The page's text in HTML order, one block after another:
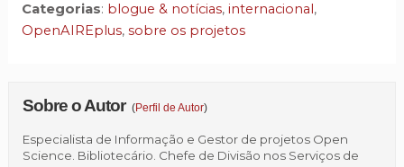
Categorias: blogue & notícias, internacional,
OpenAIREplus, sobre os projetos
Sobre o Autor (Perfil de Autor)
Especialista de Informação e Gestor de projetos Open
Science. Bibliotecário. Chefe de Divisão nos Serviços de